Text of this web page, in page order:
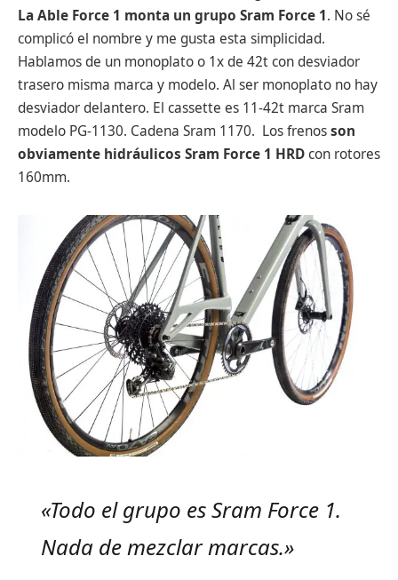
La Able Force 1 monta un grupo Sram Force 1. No sé
complicó el nombre y me gusta esta simplicidad.
Hablamos de un monoplato o 1x de 42t con desviador
trasero misma marca y modelo. Al ser monoplato no hay
desviador delantero. El cassette es 11-42t marca Sram
modelo PG-1130. Cadena Sram 1170. Los frenosson
obviamente hidráulicos Sram Force 1 HRDcon rotores
160mm.
«Todo el grupo es Sram Force 1.
Nada de mezclar marcas.»